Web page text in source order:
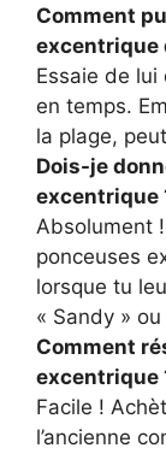
Comment
excentrique
Essaie de
en temps.
la plage,
Dois-je
excentrique
Absolument
ponceuses
lorsque tu
« Sandy »
Comment
excentrique
Facile !
l’ancienne